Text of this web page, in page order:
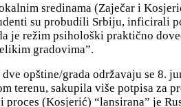
sredinama (Zaječar i
su probudili Srbiju, inficirali
je režim psihološki praktično
gradovima”.
opštine/grada održavaju se 8.
terenu, sakupila više potpisa za
proces (Kosjerić) “lansirana” je